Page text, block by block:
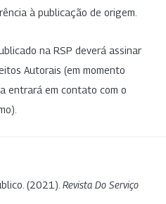
à publicação de origem.
na RSP deverá assinar
Autorais (em momento
entrará em contato com o
(2021). Revista Do Serviço